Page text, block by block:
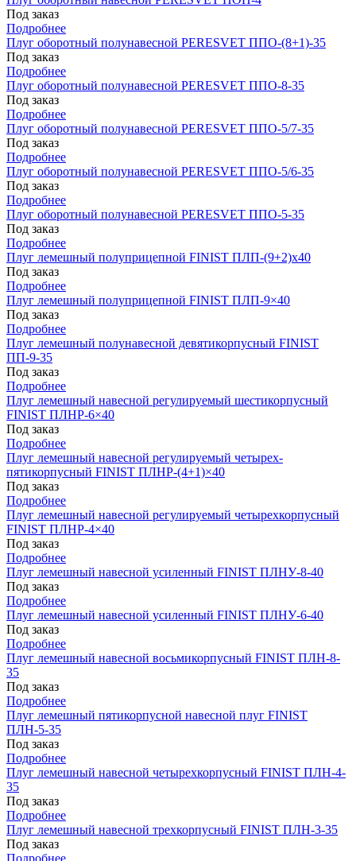
Под заказ
Подробнее
Плуг оборотный полунавесной PERESVET ППО-(8+1)-35
Под заказ
Подробнее
Плуг оборотный полунавесной PERESVET ППО-8-35
Под заказ
Подробнее
Плуг оборотный полунавесной PERESVET ППО-5/7-35
Под заказ
Подробнее
Плуг оборотный полунавесной PERESVET ППО-5/6-35
Под заказ
Подробнее
Плуг оборотный полунавесной PERESVET ППО-5-35
Под заказ
Подробнее
Плуг лемешный полуприцепной FINIST ПЛП-(9+2)x40
Под заказ
Подробнее
Плуг лемешный полуприцепной FINIST ПЛП-9×40
Под заказ
Подробнее
Плуг лемешный полунавесной девятикорпусный FINIST
ПП-9-35
Под заказ
Подробнее
Плуг лемешный навесной регулируемый шестикорпусный
FINIST ПЛНР-6×40
Под заказ
Подробнее
Плуг лемешный навесной регулируемый четырех-
пятикорпусный FINIST ПЛНР-(4+1)×40
Под заказ
Подробнее
Плуг лемешный навесной регулируемый четырехкорпусный
FINIST ПЛНР-4×40
Под заказ
Подробнее
Плуг лемешный навесной усиленный FINIST ПЛНУ-8-40
Под заказ
Подробнее
Плуг лемешный навесной усиленный FINIST ПЛНУ-6-40
Под заказ
Подробнее
Плуг лемешный навесной восьмикорпусный FINIST ПЛН-8-
35
Под заказ
Подробнее
Плуг лемешный пятикорпусной навесной плуг FINIST
ПЛН-5-35
Под заказ
Подробнее
Плуг лемешный навесной четырехкорпусный FINIST ПЛН-4-
35
Под заказ
Подробнее
Плуг лемешный навесной трехкорпусный FINIST ПЛН-3-35
Под заказ